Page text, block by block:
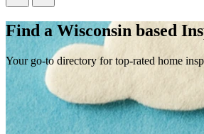
Find a Wisconsin based
Your go-to directory for top-rated home